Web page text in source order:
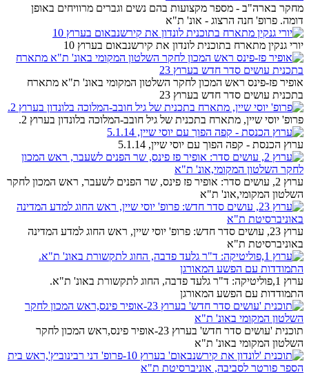
מחקר בארה"ב - מספר מקצועות בהם נשים וגברים מרוויחים באופן
דומה. פרופ' חנה הרצוג - אונ' ת"א
יורי גנקין מתארח בתוכנית לונדון את קירשנבאום בערוץ 10
אופיר פז-פינס ראש המכון לחקר השלטון המקומי באונ' ת"א מתארח
בתכנית עושים סדר חדש בערוץ 23
פרופ' יוסי שיין, מתארח בתכנית של גיל חובב-המלוכה בלונדון בערוץ 2.
ערוץ הכנסת - קפה הפוך עם יוסי שיין, 5.1.14
ערוץ 2, עושים סדר: אופיר פז פינס, שר הפנים לשעבר, ראש המכון לחקר
השלטון המקומי,אונ' ת"א
ערוץ 23, עושים סדר חדש: פרופ' יוסי שיין, ראש החוג למדע המדינה
באוניברסיטת ת"א
ערוץ 1,פוליטיקה: ד"ר גלעד פדבה, החוג לתקשורת באונ' ת"א.
התמודדות עם הפשע המאורגן
תוכנית 'עושים סדר חדש' בערוץ 23-אופיר פינס,ראש המכון לחקר
השלטון המקומי באונ' ת"א